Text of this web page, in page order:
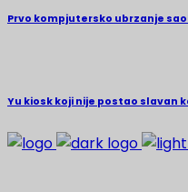
Prvo kompjutersko ubrzanje
Yu kiosk koji nije postao slavan